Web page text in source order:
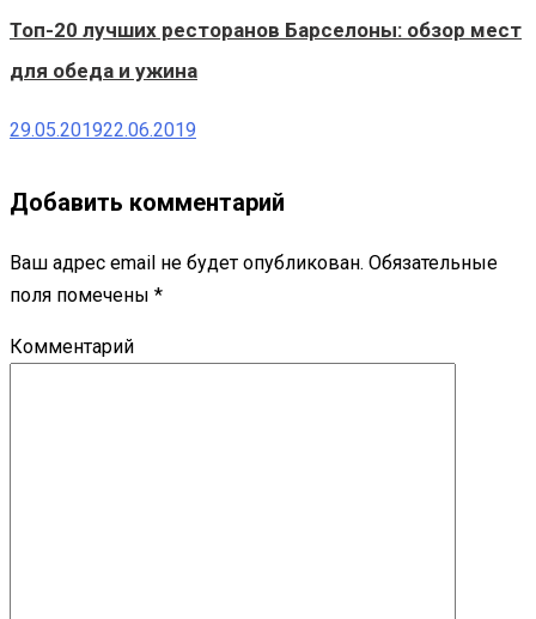
Топ-20 лучших ресторанов Барселоны: обзор мест
для обеда и ужина
29.05.201922.06.2019
Добавить комментарий
Ваш адрес email не будет опубликован. Обязательные
поля помечены *
Комментарий